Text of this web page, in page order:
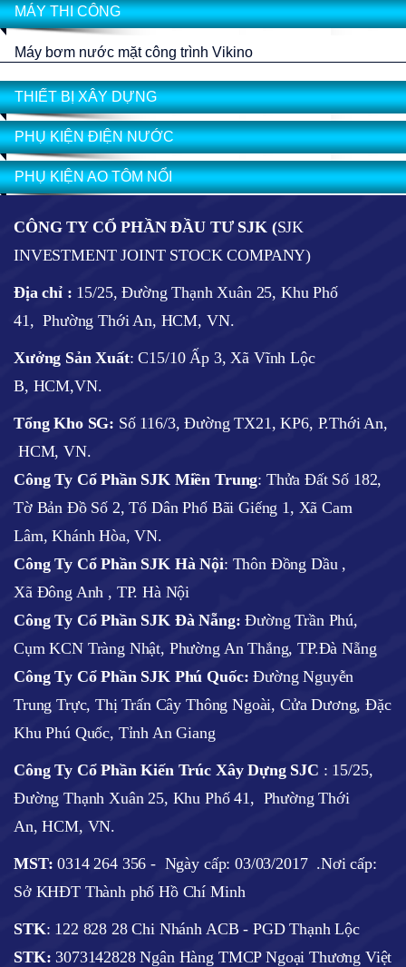
MÁY THI CÔNG
Máy bơm nước mặt công trình Vikino
THIẾT BỊ XÂY DỰNG
PHỤ KIỆN ĐIỆN NƯỚC
PHỤ KIỆN AO TÔM NỔI
CÔNG TY CỔ PHẦN ĐẦU TƯ SJK (SJK
INVESTMENT JOINT STOCK COMPANY)
Địa chỉ : 15/25, Đường Thạnh Xuân 25, Khu Phố
41, Phường Thới An, HCM, VN.
Xưởng Sản Xuất: C15/10 Ấp 3, Xã Vĩnh Lộc
B, HCM,VN.
Tổng Kho SG: Số 116/3, Đường TX21, KP6, P.Thới An,
HCM, VN.
Công Ty Cổ Phần SJK Miền Trung: Thửa Đất Số 182,
Tờ Bản Đồ Số 2, Tổ Dân Phố Bãi Giếng 1, Xã Cam
Lâm, Khánh Hòa, VN.
Công Ty Cổ Phần SJK Hà Nội: Thôn Đồng Dầu ,
Xã Đông Anh , TP. Hà Nội
Công Ty Cổ Phần SJK Đà Nẵng: Đường Trần Phú,
Cụm KCN Tràng Nhật, Phường An Thắng, TP.Đà Nẵng
Công Ty Cổ Phần SJK Phú Quốc: Đường Nguyễn
Trung Trực, Thị Trấn Cây Thông Ngoài, Cửa Dương, Đặc
Khu Phú Quốc, Tỉnh An Giang
Công Ty Cổ Phần Kiến Trúc Xây Dựng SJC : 15/25,
Đường Thạnh Xuân 25, Khu Phố 41, Phường Thới
An, HCM, VN.
MST:0314 264 356 - Ngày cấp: 03/03/2017 .Nơi cấp:
Sở KHĐT Thành phố Hồ Chí Minh
STK: 122 828 28 Chi Nhánh ACB - PGD Thạnh Lộc
STK: 3073142828 Ngân Hàng TMCP Ngoại Thương Việt